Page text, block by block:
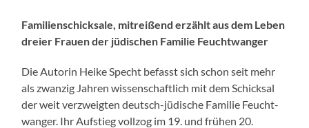
Fam­i­lien­schick­sale, mitreißend erzählt aus dem Leben
dreier Frauen der jüdis­chen Fam­i­lie Feucht­wanger
Die Autorin Heike Specht befasst sich schon seit mehr
als zwanzig Jahren wis­senschaftlich mit dem Schick­sal
der weit verzweigten deutsch-jüdis­che Fam­i­lie Feucht­
wanger. Ihr Auf­stieg vol­l­zog im 19. und frühen 20.